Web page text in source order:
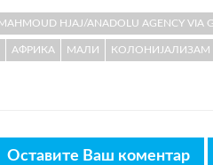
HJAJ/ANADOLU AGENCY VIA
АФРИКА МАЛИ КОЛОНИЈАЛИЗАМ
Оставите Ваш коментар